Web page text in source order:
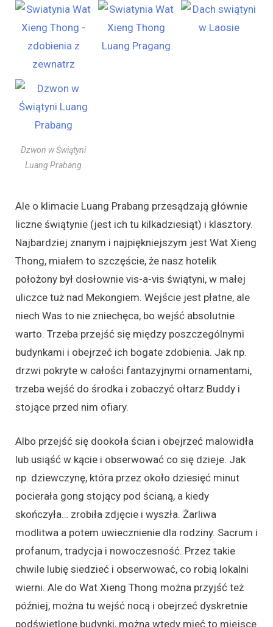
Dzwon w Świątyni
Luang Prabang
Ale o klimacie Luang Prabang przesądzają głównie
liczne świątynie (jest ich tu kilkadziesiąt) i klasztory.
Najbardziej znanym i najpiękniejszym jest Wat Xieng
Thong, miałem to szczęście, że nasz hotelik
położony był dosłownie vis-a-vis świątyni, w małej
uliczce tuż nad Mekongiem. Wejście jest płatne, ale
niech Was to nie zniechęca, bo wejść absolutnie
warto. Trzeba przejść się między poszczególnymi
budynkami i obejrzeć ich bogate zdobienia. Jak np.
drzwi pokryte w całości fantazyjnymi ornamentami,
trzeba wejść do środka i zobaczyć ołtarz Buddy i
stojące przed nim ofiary.
Albo przejść się dookoła ścian i obejrzeć malowidła
lub usiąść w kącie i obserwować co się dzieje. Jak
np. dziewczynę, która przez około dziesięć minut
pocierała gong stojący pod ścianą, a kiedy
skończyła… zrobiła zdjęcie i wyszła. Żarliwa
modlitwa a potem uwiecznienie dla rodziny. Sacrum i
profanum, tradycja i nowoczesność. Przez takie
chwile lubię siedzieć i obserwować, co robią lokalni
wierni. Ale do Wat Xieng Thong można przyjść też
później, można tu wejść nocą i obejrzeć dyskretnie
podświetlone budynki, można wtedy mieć to miejsce